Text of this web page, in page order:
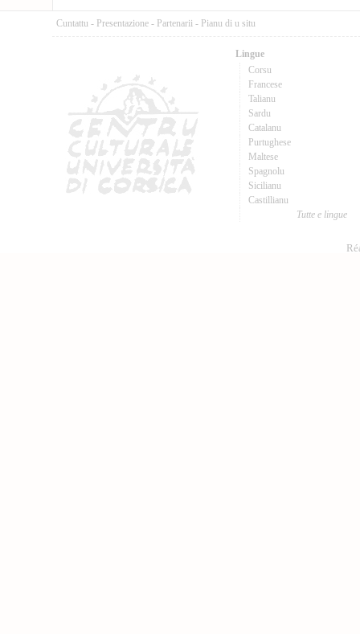
Cuntattu - Presentazione - Partenarii - Pianu di u situ
Lingue
Corsu
Francese
Talianu
Sardu
Catalanu
Purtughese
Maltese
Spagnolu
Sicilianu
Castillianu
Tutte e lingue